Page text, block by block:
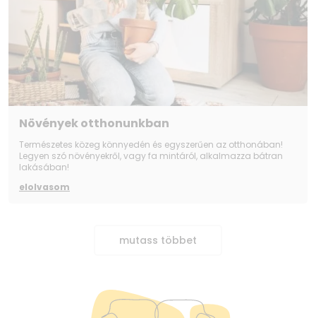
Növények otthonunkban
Természetes közeg könnyedén és egyszerűen az otthonában!
Legyen szó növényekről, vagy fa mintáról, alkalmazza bátran
lakásában!
elolvasom
mutass többet